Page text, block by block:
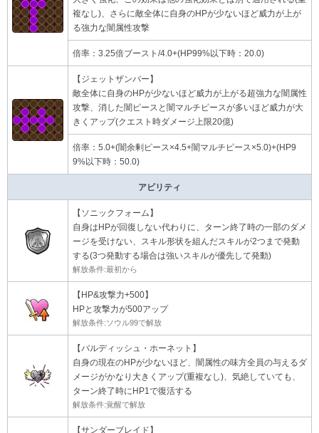
複なし)、さらに敵全体に自身のHPが少ないほど威力が上が
る強力な闇属性攻撃
倍率：3.25倍ブースト/4.0+(HP99%以下時：20.0)
【ジェットザンバー】
敵全体に自身のHPが少ないほど威力が上がる超強力な闇属性
攻撃、消した闇ピースと闇マルチピースが多いほど威力が大
きくアップ(クエスト時ダメージ上限20億)
倍率：5.0+(闇余剰ピース×4.5+闇マルチピース×5.0)+(HP9
9%以下時：50.0)
アビリティ
【ソニックフォーム】
自身はHPが回復しない代わりに、ターン終了時の一部のダメ
ージを受けない、スキル形状を組んだスキルが2つまで発動
する(3つ発動する場合は強いスキルが優先して発動)
解放条件:最初から
【HP&攻撃力+500】
HPと攻撃力が500アップ
解放条件:ソウル99で解放
【バルディッシュ・ホーネット】
自身の現在のHPが少ないほど、闇属性の味方全員の与えるダ
メージがかなり大きくアップ(重複なし)、気絶していても、
ターン終了時にHP1で復活する
解放条件:覚醒で解放
【サンダーブレイド】